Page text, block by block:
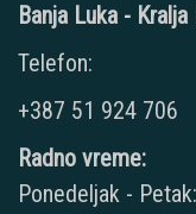
Banja Luka -
Telefon:
+387 51 924 706
Radno vreme:
Ponedeljak -